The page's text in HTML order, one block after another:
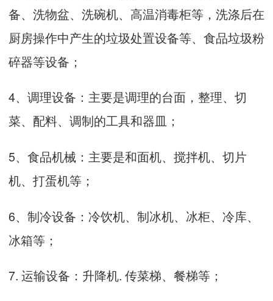
备、洗物盆、洗碗机、高温消毒柜等，洗涤后在
厨房操作中产生的垃圾处置设备等、食品垃圾粉
碎器等设备；
4、调理设备：主要是调理的台面，整理、切
菜、配料、调制的工具和器皿；
5、食品机械：主要是和面机、搅拌机、切片
机、打蛋机等；
6、制冷设备：冷饮机、制冰机、冰柜、冷库、
冰箱等；
7. 运输设备：升降机. 传菜梯、餐梯等；